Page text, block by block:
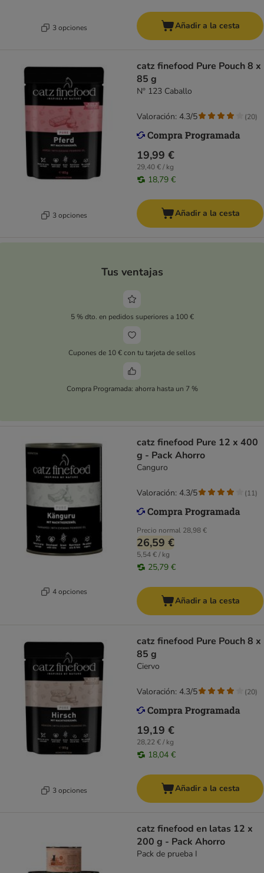
3 opciones Añadir a la cesta
3 opciones
catz finefood Pure Pouch 8 x
85 g
Nº 123 Caballo
19,99 €
29,40 € / kg
18,79 €
Valoración: 4.3/5 (20)
Añadir a la cesta
Tus ventajas
5 % dto. en pedidos superiores a 100 €
Cupones de 10 € con tu tarjeta de sellos
Compra Programada: ahorra hasta un 7 %
4 opciones
catz finefood Pure 12 x 400
g - Pack Ahorro
Canguro
Precio normal 28,98 €
26,59 €
5,54 € / kg
25,79 €
Valoración: 4.3/5 (11)
Añadir a la cesta
3 opciones
catz finefood Pure Pouch 8 x
85 g
Ciervo
19,19 €
28,22 € / kg
18,04 €
Valoración: 4.3/5 (20)
Añadir a la cesta
catz finefood en latas 12 x
200 g - Pack Ahorro
Pack de prueba I